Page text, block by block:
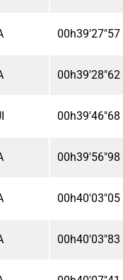
00h39'27"57
00h39'28"62
00h39'46"68
00h39'56"98
00h40'03"05
00h40'03"83